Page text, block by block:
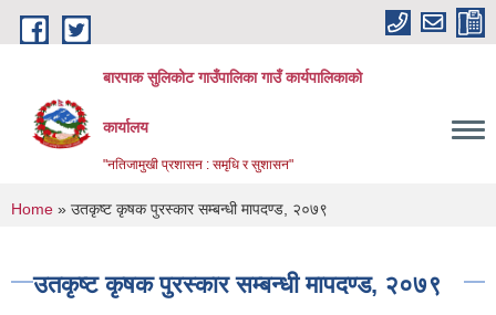
Skip to main content
बारपाक सुलिकोट गाउँपालिका गाउँ कार्यपालिकाको
कार्यालय
"नतिजामुखी प्रशासन : समृधि र सुशासन"
You are here
Home » उतकृष्ट कृषक पुरस्कार सम्बन्धी मापदण्ड, २०७९
उतकृष्ट कृषक पुरस्कार सम्बन्धी मापदण्ड, २०७९